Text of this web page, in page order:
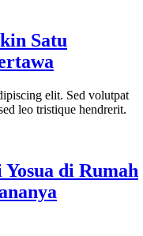
Satu
elit. Sed volutpat
leo tristique hendrerit.
di Rumah